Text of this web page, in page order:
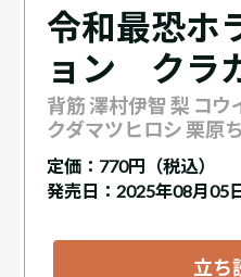
令和最恐ホ
ョン クラ
背筋 澤村伊智 梨 コ
クダマツヒロシ 栗原
定価： 770円（税込）
発売日：2025年08月05
立ち